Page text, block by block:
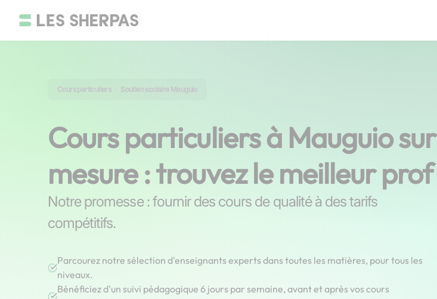
Cours particuliers Soutien scolaire Mauguio
Cours particuliers à Mauguio sur
mesure : trouvez le meilleur prof
Notre promesse : fournir des cours de qualité à des tarifs
compétitifs.
Parcourez notre sélection d'enseignants experts dans toutes les matières, pour tous les
niveaux.
Bénéficiez d'un suivi pédagogique 6 jours par semaine, avant et après vos cours